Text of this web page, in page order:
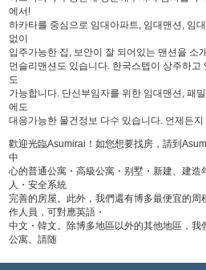
에서!
하카타를 중심으로 임대아파트, 임대맨션, 임
없이
입주가능한 집, 보안이 잘 되어있는 맨션을 소
먼슬리맨션도 있습니다. 한국스텝이 상주하고
도
가능합니다. 단신부임자를 위한 임대맨션, 패
에도
대응가능한 물건정보 다수 있습니다. 언제든
歡迎光臨Asumirai！如您想要找房，請到
中
心的普通公寓・高級公寓・别墅・新建、建
人・安全系統
完善的房屋。此外，我們還有博多最便宜的
作人員，可對應英語・
中文・韓文。除博多地區以外的其他地區，
公寓。請随